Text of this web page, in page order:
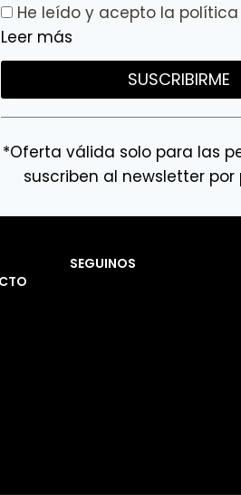
He leído y acepto la
Leer más
SUSCRIBIRME
*Oferta válida solo para las
suscriben al newsletter por
SEGUINOS